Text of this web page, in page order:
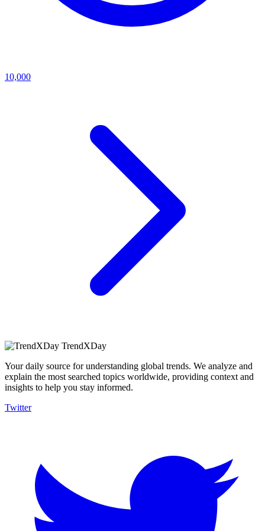
10,000
TrendXDay
Your daily source for understanding global trends. We analyze and
explain the most searched topics worldwide, providing context and
insights to help you stay informed.
Twitter